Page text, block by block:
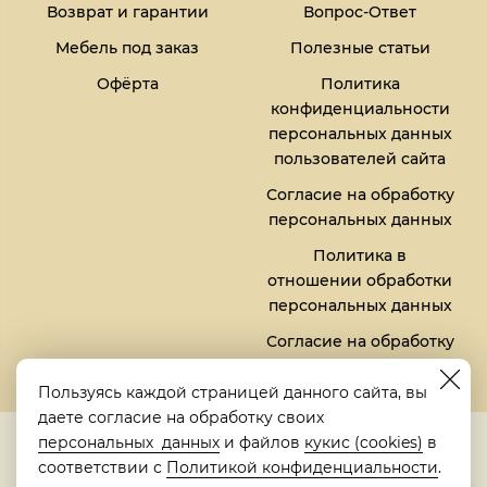
Возврат и гарантии
Мебель под заказ
Офёрта
Вопрос-Ответ
Полезные статьи
Политика
конфиденциальности
персональных данных
пользователей сайта
Согласие на обработку
персональных данных
Политика в
отношении обработки
персональных данных
Согласие на обработку
файлов кукис (cookies)
5,0
Рейтинг в Яндексе
Пользуясь каждой страницей данного сайта, вы
даете согласие на обработку своих
персональных данных и файлов кукис (cookies) в
соответствии с Политикой конфиденциальности.